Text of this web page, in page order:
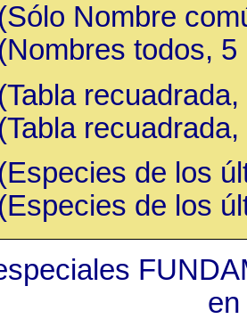
Nombre
todos,
de los
de los